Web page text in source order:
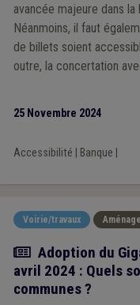
avancée majeure dans
Néanmoins, il faut
de billets soient
outre, la concertation
25 Novembre 2024
Accessibilité Banque
Voirie/travaux
Actualité
Adoption du
avril 2024 : Quels
communes ?